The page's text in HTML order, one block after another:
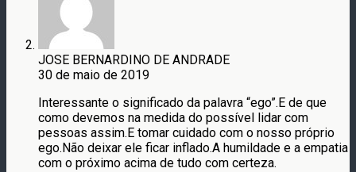
JOSE BERNARDINO DE ANDRADE
30 de maio de 2019
Interessante o significado da palavra “ego”.E de que
como devemos na medida do possível lidar com
pessoas assim.E tomar cuidado com o nosso próprio
ego.Não deixar ele ficar inflado.A humildade e a empatia
com o próximo acima de tudo com certeza.